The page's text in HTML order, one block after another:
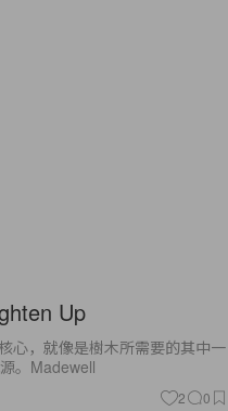
Up
心，就像是樹木所需要的其中一
。Madewell
2 0